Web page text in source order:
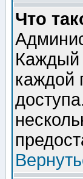
Что
Каждый
каждой